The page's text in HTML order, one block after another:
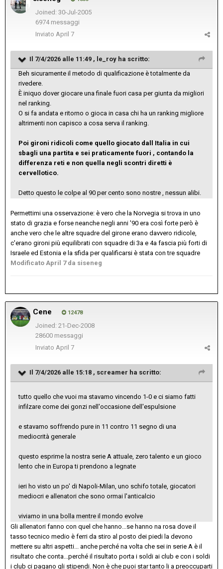
Joined: 30-Jul-2005
6974 messaggi
Inviato April 7
Il 7/4/2026 alle 11:49 , le_roy ha scritto:
Beh sicuramente il metodo di qualificazione è totalmente da
rivedere.
È iniquo dover giocare una finale fuori casa per giunta da migliori
nel ranking.
O si fa andata e ritorno o gioca in casa chi ha un ranking migliore
altrimenti non capisco a cosa serva il ranking.
Poi gironi ridicoli come quello giocato dall Italia in cui
sbagli una partita e sei praticamente fuori , contando la
differenza reti e non quella negli scontri diretti è
cervellotico.
Detto questo le colpe al 90 per cento sono nostre , nessun alibi.
Permettimi una osservazione: è vero che la Norvegia si trova in uno
stato di grazia e forse neanche negli anni '90 era così forte però è
anche vero che le altre squadre del girone erano davvero ridicole,
c'erano gironi più equilibrati con squadre di 3a e 4a fascia più forti di
Israele ed Estonia e la sfida per qualificarsi è stata con tre squadre
Modificato April 7da siseneg
Cene 12478
Joined: 21-Dec-2008
28600 messaggi
Inviato April 7
Il 7/4/2026 alle 15:18 , screamer ha scritto:
tutto quello che vuoi ma stavamo vincendo 1-0 e ci siamo fatti
infilzare come dei gonzi nell'occasione dell'espulsione
e stavamo soffrendo pure in 11 contro 11 segno di una
mediocrità generale
questo esprime la nostra serie A attuale, zero talento e un gioco
lento che in Europa ti prendono a legnate
ieri ho visto un po' di Napoli-Milan, uno schifo totale, giocatori
mediocri e allenatori che sono ormai l'anticalcio
viviamo in una bolla mentre il mondo evolve
Gli allenatori fanno con quel che hanno...se hanno na rosa dove il
tasso tecnico medio è ferri da stiro al posto dei piedi la devono
mettere su altri aspetti... anche perché na volta che sei in serie A è il
risultato che conta...perché il risultato porta i soldi ai club e con i soldi
i club ci pagano gli stipendi. Non è che puoi star tanto li a preoccuparti